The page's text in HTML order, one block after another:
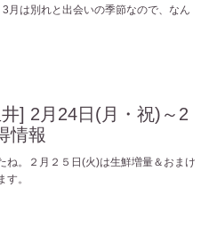
月は別れと出会いの季節なので、なん
] 2月24日(月・祝)～2
情報
ね。２月２５日(火)は生鮮増量＆おまけ
。